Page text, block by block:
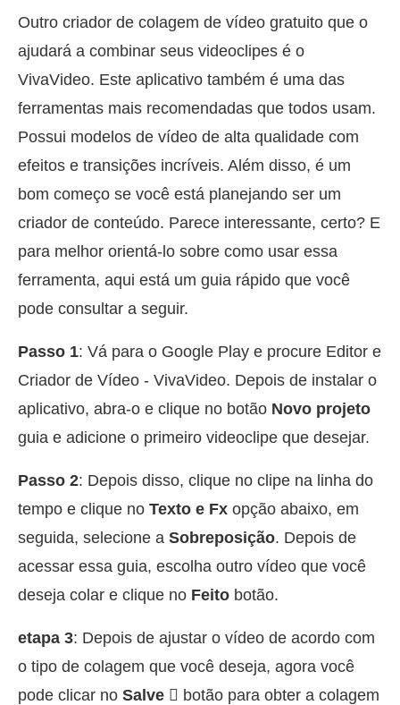
Outro criador de colagem de vídeo gratuito que o
ajudará a combinar seus videoclipes é o
VivaVideo. Este aplicativo também é uma das
ferramentas mais recomendadas que todos usam.
Possui modelos de vídeo de alta qualidade com
efeitos e transições incríveis. Além disso, é um
bom começo se você está planejando ser um
criador de conteúdo. Parece interessante, certo? E
para melhor orientá-lo sobre como usar essa
ferramenta, aqui está um guia rápido que você
pode consultar a seguir.
Passo 1: Vá para o Google Play e procure Editor e
Criador de Vídeo - VivaVideo. Depois de instalar o
aplicativo, abra-o e clique no botão Novo projeto
guia e adicione o primeiro videoclipe que desejar.
Passo 2: Depois disso, clique no clipe na linha do
tempo e clique no Texto e Fx opção abaixo, em
seguida, selecione a Sobreposição. Depois de
acessar essa guia, escolha outro vídeo que você
deseja colar e clique no Feito botão.
etapa 3: Depois de ajustar o vídeo de acordo com
o tipo de colagem que você deseja, agora você
pode clicar no Salve  botão para obter a colagem